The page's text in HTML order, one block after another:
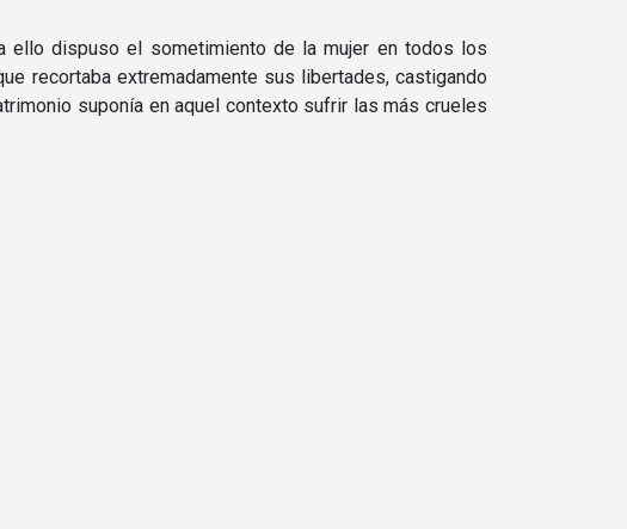
ello dispuso el sometimiento de la mujer en todos los
recortaba extremadamente sus libertades, castigando
suponí­a en aquel contexto sufrir las más crueles